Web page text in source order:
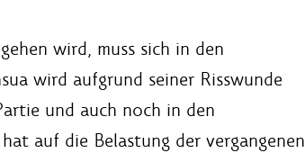
wird, muss sich in den
wird aufgrund seiner Risswunde
und auch noch in den
auf die Belastung der vergangenen